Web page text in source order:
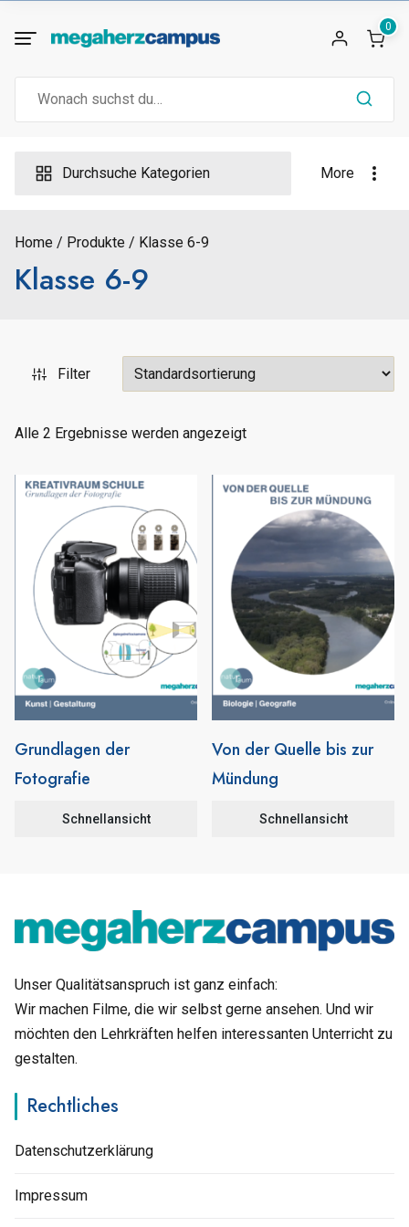
0
Durchsuche Kategorien More
Home Produkte Klasse 6-9
Klasse 6-9
Filter
Alle 2 Ergebnisse werden angezeigt
Grundlagen der
Fotografie
Schnellansicht
Von der Quelle bis zur
Mündung
Schnellansicht
Unser Qualitätsanspruch ist ganz einfach:
Wir machen Filme, die wir selbst gerne ansehen. Und wir
möchten den Lehrkräften helfen interessanten Unterricht zu
gestalten.
Rechtliches
Datenschutzerklärung
Impressum